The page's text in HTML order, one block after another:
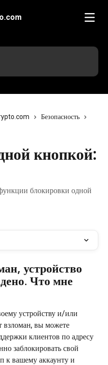
Безопасность
кнопкой:
блокировки одной
устройство
Что мне
устройству и/или
взломан, вы можете
клиентов по адресу
заблокировать свой
к вашему аккаунту и